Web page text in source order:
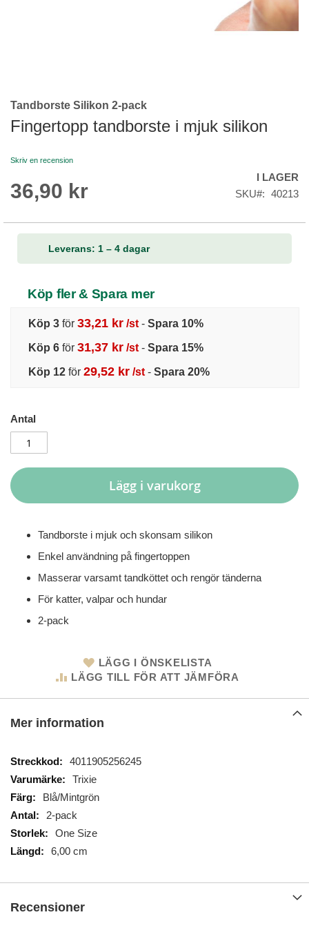
Skip
to
the
of
images
Tandborste Silikon 2-pack
Fingertopp tandborste i mjuk silikon
Skriv en recension
36,90 kr
I LAGER
SKU
40213
Leverans: 1 – 4 dagar
Köp fler & Spara mer
Köp 3 för 33,21 kr /st - Spara 10%
Köp 6 för 31,37 kr /st - Spara 15%
Köp 12 för 29,52 kr /st - Spara 20%
Antal
Lägg i varukorg
Tandborste i mjuk och skonsam silikon
Enkel användning på fingertoppen
Masserar varsamt tandköttet och rengör tänderna
För katter, valpar och hundar
2-pack
LÄGG I ÖNSKELISTA
LÄGG TILL FÖR ATT JÄMFÖRA
Mer information
Mer
information
4011905256245
Trixie
Blå/Mintgrön
2-pack
One Size
6,00 cm
Recensioner